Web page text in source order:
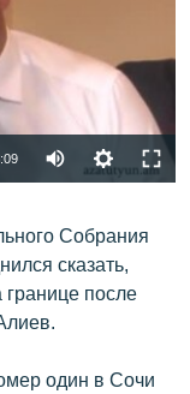
Собрания
сказать,
границе после
один в Сочи